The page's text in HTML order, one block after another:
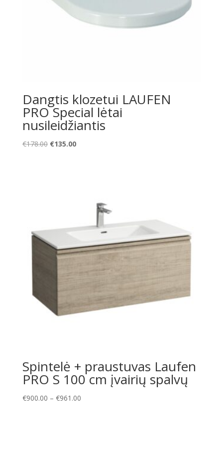
Dangtis klozetui LAUFEN
PRO Special lėtai
nusileidžiantis
€178.00 Original
€135.00Current
Spintelė + praustuvas Laufen
PRO S 100 cm įvairių spalvų
€900.00 – €961.00Price